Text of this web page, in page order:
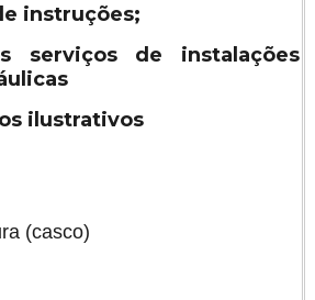
instruções;
serviços de instalações
ilustrativos
(casco)